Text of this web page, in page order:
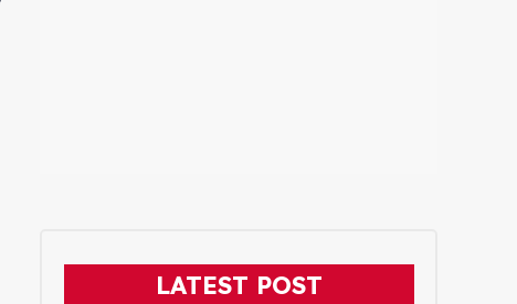
LATEST POST